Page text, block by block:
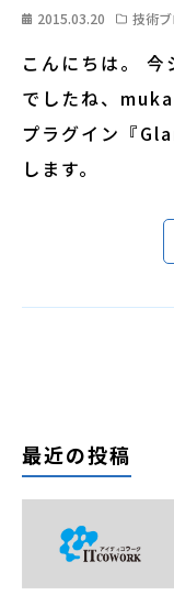
2015.03.20 技術
こんにちは。 今
でしたね、
プラグイン『
します。
最近の投稿